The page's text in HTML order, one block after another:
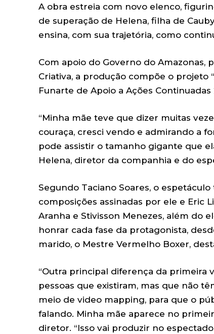
A obra estreia com novo elenco,
de superação de Helena, filha de
ensina, com sua trajetória, como
Com apoio do Governo do Amazonas,
Criativa, a produção compõe o projeto
Funarte de Apoio a Ações Continuadas
“Minha mãe teve que dizer muitas
couraça, cresci vendo e admirando a
pode assistir o tamanho gigante que
Helena, diretor da companhia e do
Segundo Taciano Soares, o
composições assinadas por ele e Eric
Aranha e Stivisson Menezes, além do
honrar cada fase da protagonista,
marido, o Mestre Vermelho Boxer,
“Outra principal diferença da primeira
pessoas que existiram, mas que não
meio de video mapping, para que o
falando. Minha mãe aparece no
diretor. “Isso vai produzir no